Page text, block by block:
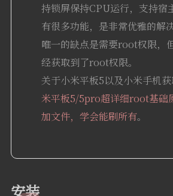
持锁屏保持CPU运行，支持宿
有很多功能，是非常优雅的解决
唯一的缺点是需要root权限，
经获取到了root权限。
关于小米平板5以及小米手机
米平板5/5pro超详细root基础
加文件，学会能刷所有。
安装